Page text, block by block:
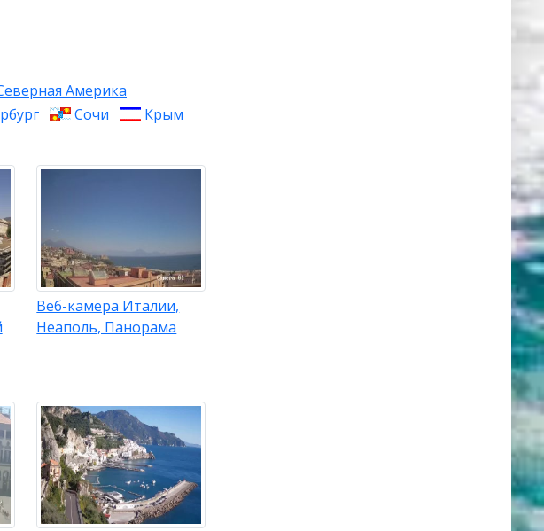
Америка
Сочи
Крым
Веб-камера Италии,
Неаполь, Панорама